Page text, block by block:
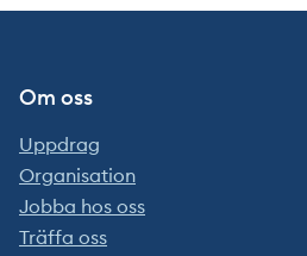
Om oss
Uppdrag
Organisation
Jobba hos oss
Träffa oss